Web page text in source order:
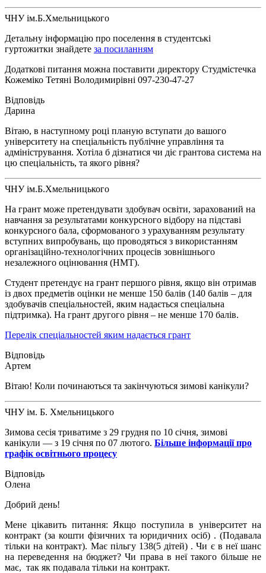
ЧНУ ім.Б.Хмельницького
Детальну інформацію про поселення в студентські
гуртожитки знайдете за посиланням
Додаткові питання можна поставити директору Студмістечка
Кожеміко Тетяні Володимирівні 097-230-47-27
Дарина
Вітаю, в наступному році планую вступати до вашого
університету на спеціальність публічне управління та
адміністрування. Хотіла б дізнатися чи діє грантова система на
цю спеціальність, та якого рівня?
ЧНУ ім.Б.Хмельницького
На грант може претендувати здобувач освіти, зарахований на
навчання за результатами конкурсного відбору на підставі
конкурсного бала, сформованого з урахуванням результату
вступних випробувань, що проводяться з використанням
організаційно-технологічних процесів зовнішнього
незалежного оцінювання (НМТ).
Студент претендує на грант першого рівня, якщо він отримав
із двох предметів оцінки не менше 150 балів (140 балів – для
здобувачів спеціальностей, яким надається спеціальна
підтримка). На грант другого рівня – не менше 170 балів.
Перелік спеціальностей яким надається грант
Артем
Вітаю! Коли починаються та закінчуються зимові канікули?
ЧНУ ім. Б. Хмельницького
Зимова сесія триватиме з 29 грудня по 10 січня, зимові
канікули — з 19 січня по 07 лютого. Більше інформації про
графік освітнього процесу
Олена
Добрий день!
Мене цікавить питання: Якщо поступила в університет на
контракт (за кошти фізичних та юридичних осіб) . (Подавала
тільки на контракт). Має пільгу 138(5 дітей) . Чи є в неї шанс
на переведення на бюджет? Чи права в неї такого більше не
має, так як подавала тільки на контракт.